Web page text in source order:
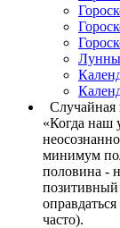
Случайная
«Когда наш
минимум
половина -
позитивный
часто).